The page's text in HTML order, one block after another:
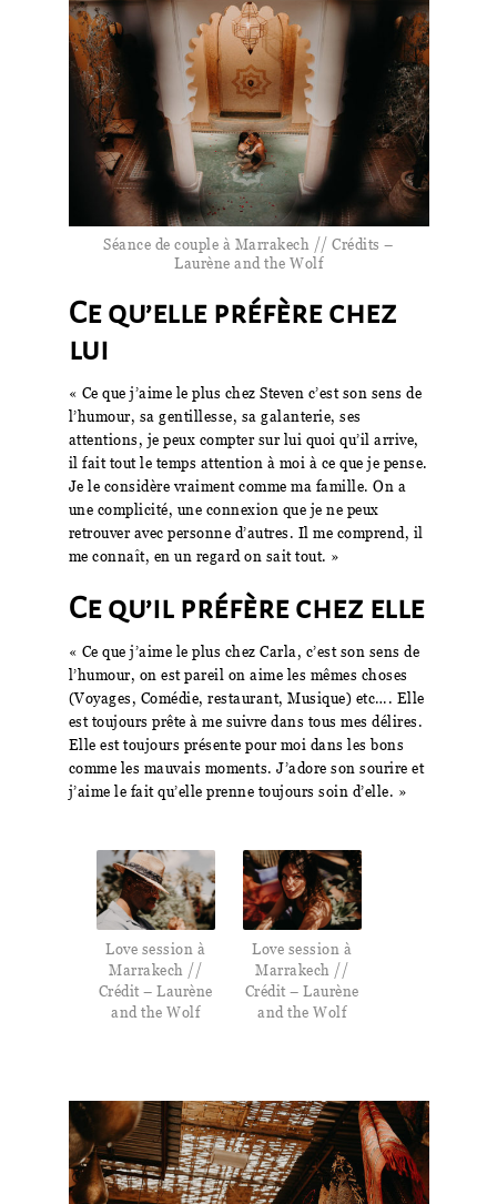
Séance de couple à Marrakech // Crédits –
Laurène and the Wolf
Ce qu’elle préfère chez
lui
« Ce que j’aime le plus chez Steven c’est son sens de
l’humour, sa gentillesse, sa galanterie, ses
attentions, je peux compter sur lui quoi qu’il arrive,
il fait tout le temps attention à moi à ce que je pense.
Je le considère vraiment comme ma famille. On a
une complicité, une connexion que je ne peux
retrouver avec personne d’autres. Il me comprend, il
me connaît, en un regard on sait tout. »
Ce qu’il préfère chez elle
« Ce que j’aime le plus chez Carla, c’est son sens de
l’humour, on est pareil on aime les mêmes choses
(Voyages, Comédie, restaurant, Musique) etc…. Elle
est toujours prête à me suivre dans tous mes délires.
Elle est toujours présente pour moi dans les bons
comme les mauvais moments. J’adore son sourire et
j’aime le fait qu’elle prenne toujours soin d’elle. »
Love session à
Marrakech //
Crédit – Laurène
and the Wolf
Love session à
Marrakech //
Crédit – Laurène
and the Wolf